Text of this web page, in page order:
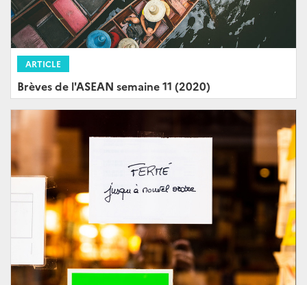
ARTICLE
Brèves de l'ASEAN semaine 11 (2020)